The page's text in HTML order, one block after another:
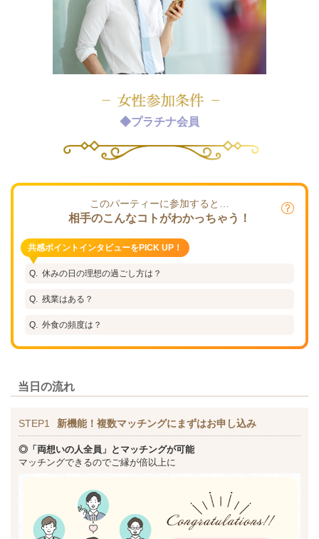
◆プラチナ会員
このパーティーに参加すると…
相手のこんなコトがわかっちゃう！
共感ポイントインタビューをPICK UP！
休みの日の理想の過ごし方は？
残業はある？
外食の頻度は？
当日の流れ
STEP1 新機能！複数マッチングにまずはお申し込み
◎「両想いの人全員」とマッチングが可能
マッチングできるのでご縁が倍以上に